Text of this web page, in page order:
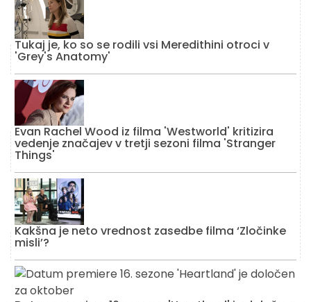
Tukaj je, ko so se rodili vsi Meredithini otroci v
'Grey's Anatomy'
Evan Rachel Wood iz filma 'Westworld' kritizira
vedenje značajev v tretji sezoni filma 'Stranger
Things'
Kakšna je neto vrednost zasedbe filma ‘Zločinke
misli’?